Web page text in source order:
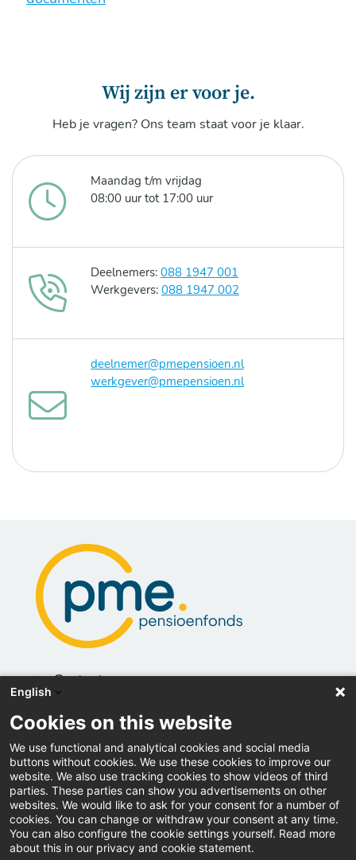
Wij zijn er voor je.
Heb je vragen? Ons team staat voor je klaar.
Maandag t/m vrijdag
08:00 uur tot 17:00 uur
Deelnemers: 088 1947 001
Werkgevers: 088 1947 002
deelnemer@pmepensioen.nl
werkgever@pmepensioen.nl
Contact
Actueel
Vacatures
Inloggen
Downloads
Pers
English
Cookies on this website
We use functional and analytical cookies and social media
buttons without cookies. We use these cookies to improve our
website. We also use tracking cookies to show videos of third
parties. These parties can show you advertisements on other
websites. We would like to ask for your consent for a number of
cookies. You can change or withdraw your consent at any time.
You can also configure the cookie settings yourself. Read more
about this in our privacy and cookie statement.